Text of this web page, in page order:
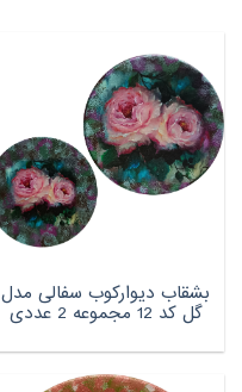
بشقاب دیوارکوب سفالی مدل
گل کد 12 مجموعه 2 عددی